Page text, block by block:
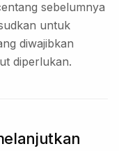
sebelumnya
untuk
diwajibkan
diperlukan.